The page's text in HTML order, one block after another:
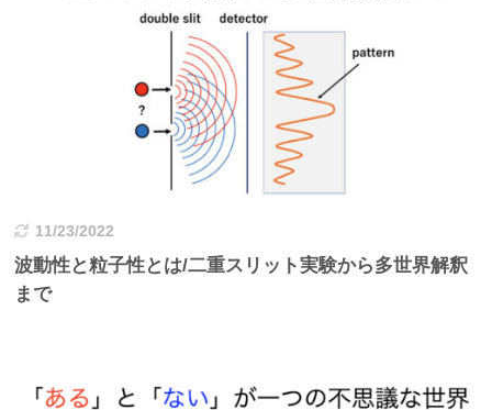
11/23/2022
波動性と粒子性とは/二重スリット実験から多世界解釈
まで